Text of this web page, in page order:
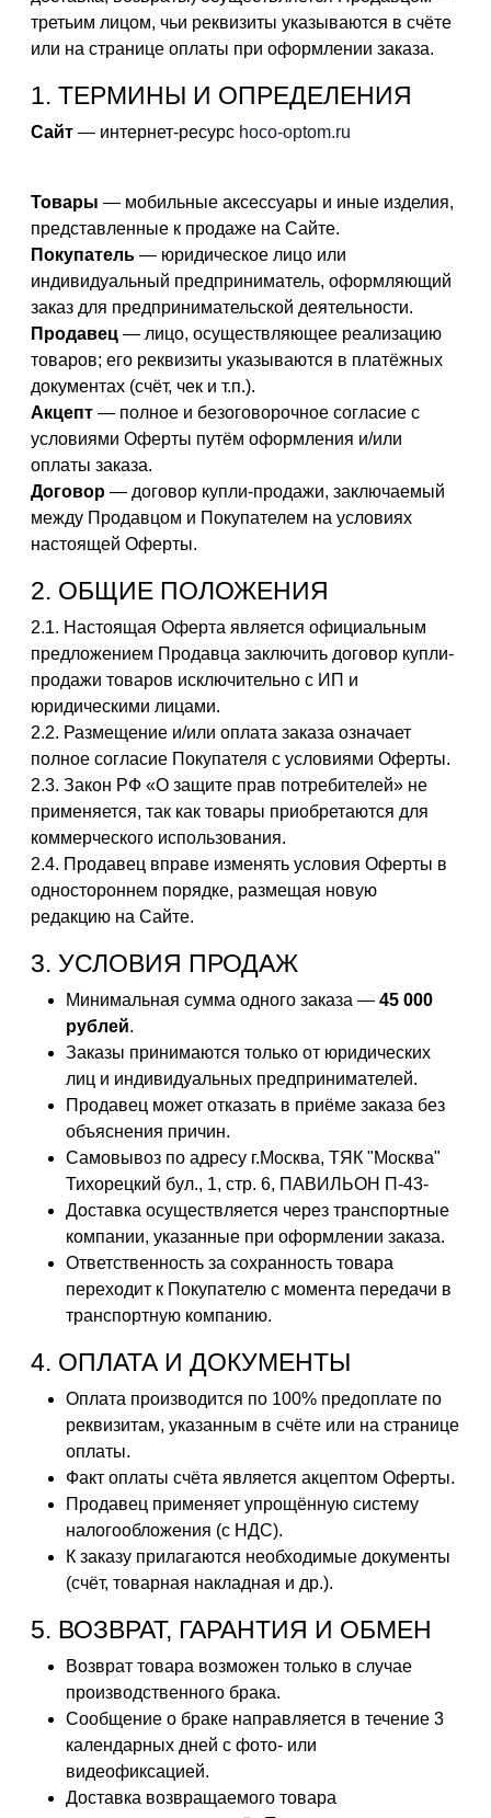
третьим лицом, чьи реквизиты указываются в счёте
или на странице оплаты при оформлении заказа.
1. ТЕРМИНЫ И ОПРЕДЕЛЕНИЯ
Сайт — интернет-ресурс hoco-optom.ru
Товары — мобильные аксессуары и иные изделия,
представленные к продаже на Сайте.
Покупатель — юридическое лицо или
индивидуальный предприниматель, оформляющий
заказ для предпринимательской деятельности.
Продавец — лицо, осуществляющее реализацию
товаров; его реквизиты указываются в платёжных
документах (счёт, чек и т.п.).
Акцепт — полное и безоговорочное согласие с
условиями Оферты путём оформления и/или
оплаты заказа.
Договор — договор купли-продажи, заключаемый
между Продавцом и Покупателем на условиях
настоящей Оферты.
2. ОБЩИЕ ПОЛОЖЕНИЯ
2.1. Настоящая Оферта является официальным
предложением Продавца заключить договор купли-
продажи товаров исключительно с ИП и
юридическими лицами.
2.2. Размещение и/или оплата заказа означает
полное согласие Покупателя с условиями Оферты.
2.3. Закон РФ «О защите прав потребителей» не
применяется, так как товары приобретаются для
коммерческого использования.
2.4. Продавец вправе изменять условия Оферты в
одностороннем порядке, размещая новую
редакцию на Сайте.
3. УСЛОВИЯ ПРОДАЖ
Минимальная сумма одного заказа — 45 000
рублей.
Заказы принимаются только от юридических
лиц и индивидуальных предпринимателей.
Продавец может отказать в приёме заказа без
объяснения причин.
Самовывоз по адресу г.Москва, ТЯК "Москва"
Тихорецкий бул., 1, стр. 6, ПАВИЛЬОН П-43-
Доставка осуществляется через транспортные
компании, указанные при оформлении заказа.
Ответственность за сохранность товара
переходит к Покупателю с момента передачи в
транспортную компанию.
4. ОПЛАТА И ДОКУМЕНТЫ
Оплата производится по 100% предоплате по
реквизитам, указанным в счёте или на странице
оплаты.
Факт оплаты счёта является акцептом Оферты.
Продавец применяет упрощённую систему
налогообложения (с НДС).
К заказу прилагаются необходимые документы
(счёт, товарная накладная и др.).
5. ВОЗВРАТ, ГАРАНТИЯ И ОБМЕН
Возврат товара возможен только в случае
производственного брака.
Сообщение о браке направляется в течение 3
календарных дней с фото- или
видеофиксацией.
Доставка возвращаемого товара